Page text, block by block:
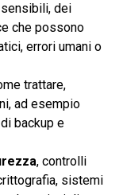
dei
che possono
errori umani o
trattare,
ad esempio
backup e
, controlli
sistemi